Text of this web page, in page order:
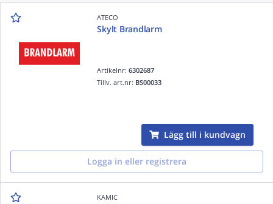
ATECO
Skylt Brandlarm
Artikelnr:6302687
Tillv. art.nr: BS00033
Lägg till i kundvagn
Logga in eller registrera
KAMIC